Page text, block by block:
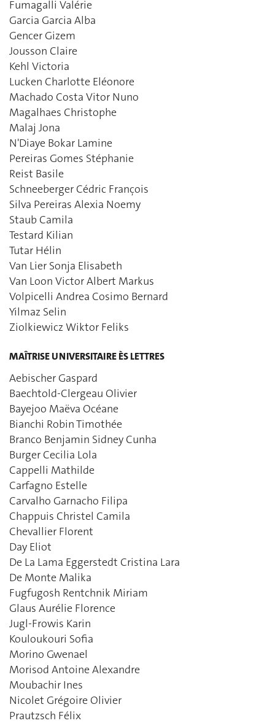
Fumagalli Valérie
Garcia Garcia Alba
Gencer Gizem
Jousson Claire
Kehl Victoria
Lucken Charlotte Eléonore
Machado Costa Vitor Nuno
Magalhaes Christophe
Malaj Jona
N'Diaye Bokar Lamine
Pereiras Gomes Stéphanie
Reist Basile
Schneeberger Cédric François
Silva Pereiras Alexia Noemy
Staub Camila
Testard Kilian
Tutar Hélin
Van Lier Sonja Elisabeth
Van Loon Victor Albert Markus
Volpicelli Andrea Cosimo Bernard
Yilmaz Selin
Ziolkiewicz Wiktor Feliks
MAÎTRISE UNIVERSITAIRE ÈS LETTRES
Aebischer Gaspard
Baechtold-Clergeau Olivier
Bayejoo Maëva Océane
Bianchi Robin Timothée
Branco Benjamin Sidney Cunha
Burger Cecilia Lola
Cappelli Mathilde
Carfagno Estelle
Carvalho Garnacho Filipa
Chappuis Christel Camila
Chevallier Florent
Day Eliot
De La Lama Eggerstedt Cristina Lara
De Monte Malika
Fugfugosh Rentchnik Miriam
Glaus Aurélie Florence
Jugl-Frowis Karin
Kouloukouri Sofia
Morino Gwenael
Morisod Antoine Alexandre
Moubachir Ines
Nicolet Grégoire Olivier
Prautzsch Félix